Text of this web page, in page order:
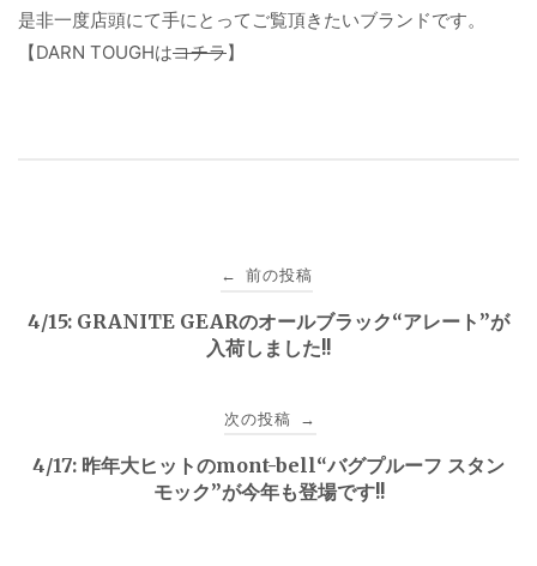
是非一度店頭にて手にとってご覧頂きたいブランドです。
【DARN TOUGHはコチラ】
稿
ゲ
← 前の投稿
4/15: GRANITE GEARのオールブラック“アレート”が
入荷しました!!
次の投稿 →
4/17: 昨年大ヒットのmont-bell“バグプルーフ スタン
モック”が今年も登場です!!